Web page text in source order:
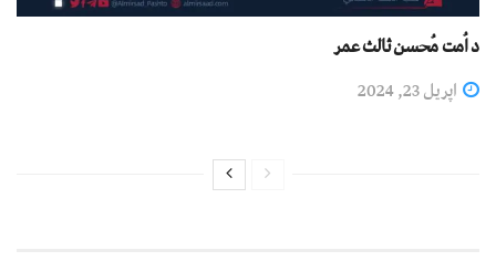
د اُمت مُحسن ثالث عمر
اپریل 23, 2024